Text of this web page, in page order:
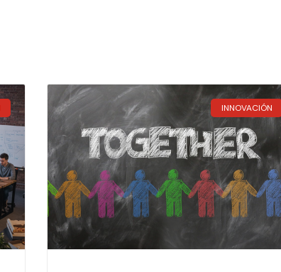
INNOVACIÓN